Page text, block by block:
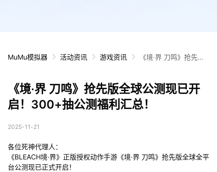
MuMu模拟器 活动资讯 游戏资讯
《境·界 刀鸣》抢先版
《境·界 刀鸣》抢先版全球公测现已开
启！300+抽公测福利汇总！
2025-11-21
各位死神代理人：
《BLEACH境·界》正版授权动作手游《境·界 刀鸣》抢先版全球全平
台公测现已正式开启！